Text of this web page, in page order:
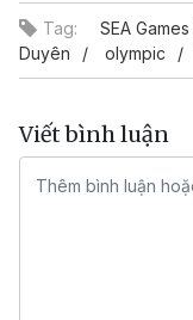
Tag: SEA Games
Duyên
olympic
Viết bình luận